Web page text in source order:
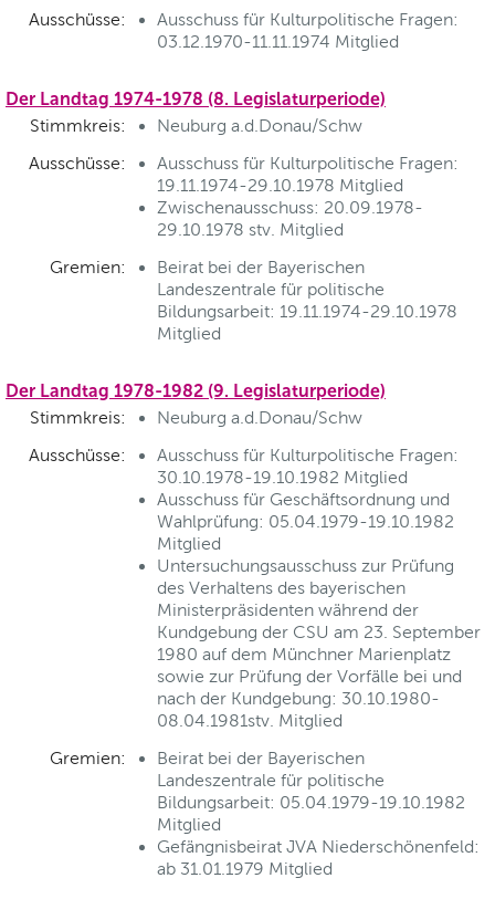
Ausschüsse:
Ausschuss für Kulturpolitische Fragen:
03.12.1970-11.11.1974 Mitglied
Der Landtag 1974-1978 (8. Legislaturperiode)
Stimmkreis:
Neuburg a.d.Donau/Schw
Ausschüsse:
Ausschuss für Kulturpolitische Fragen:
19.11.1974-29.10.1978 Mitglied
Zwischenausschuss: 20.09.1978-
29.10.1978 stv. Mitglied
Gremien:
Beirat bei der Bayerischen
Landeszentrale für politische
Bildungsarbeit: 19.11.1974-29.10.1978
Mitglied
Der Landtag 1978-1982 (9. Legislaturperiode)
Stimmkreis:
Neuburg a.d.Donau/Schw
Ausschüsse:
Ausschuss für Kulturpolitische Fragen:
30.10.1978-19.10.1982 Mitglied
Ausschuss für Geschäftsordnung und
Wahlprüfung: 05.04.1979-19.10.1982
Mitglied
Untersuchungsausschuss zur Prüfung
des Verhaltens des bayerischen
Ministerpräsidenten während der
Kundgebung der CSU am 23. September
1980 auf dem Münchner Marienplatz
sowie zur Prüfung der Vorfälle bei und
nach der Kundgebung: 30.10.1980-
08.04.1981stv. Mitglied
Gremien:
Beirat bei der Bayerischen
Landeszentrale für politische
Bildungsarbeit: 05.04.1979-19.10.1982
Mitglied
Gefängnisbeirat JVA Niederschönenfeld:
ab 31.01.1979 Mitglied